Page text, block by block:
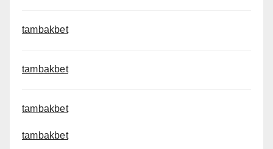
tambakbet
tambakbet
tambakbet
tambakbet